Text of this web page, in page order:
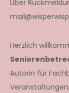
Über
Herzlich
Autorin für